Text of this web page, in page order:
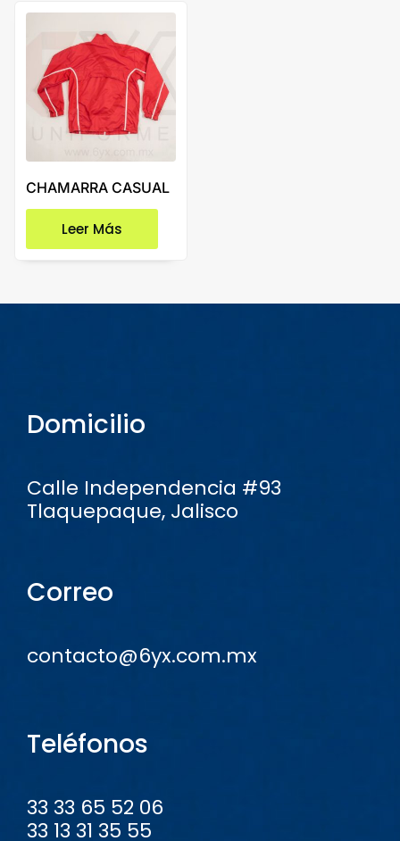
CHAMARRA CASUAL
Leer Más
Domicilio
Calle Independencia #93
Tlaquepaque, Jalisco
Correo
contacto@6yx.com.mx
Teléfonos
33 33 65 52 06
33 13 31 35 55